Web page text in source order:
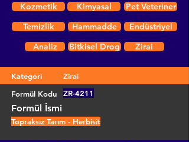
Kozmetik Kimyasal
Pet Veteriner
Temizlik
Hammadde
Endüstriyel
Analiz
Bitkisel Drog Zirai
Kategori
Zirai
Formül Kodu
ZR-4211
Formül İsmi
Topraksız Tarım - Herbisit